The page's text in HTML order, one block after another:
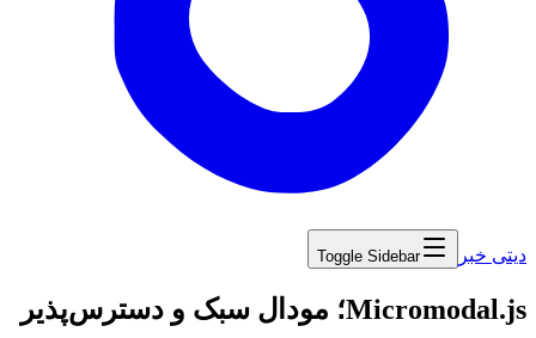
دیتی خبر Toggle Sidebar